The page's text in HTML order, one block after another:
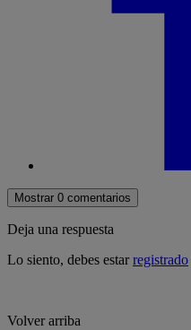
Mostrar 0 comentarios
Deja una respuesta
Lo siento, debes estarregistrado
Volver arriba